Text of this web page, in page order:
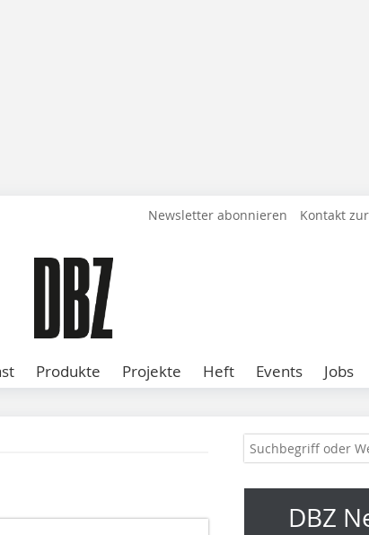
Newsletter abonnieren Kontakt
Produkte Projekte Heft Events Jobs
DBZ